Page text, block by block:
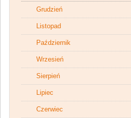
Grudzień
Listopad
Październik
Wrzesień
Sierpień
Lipiec
Czerwiec